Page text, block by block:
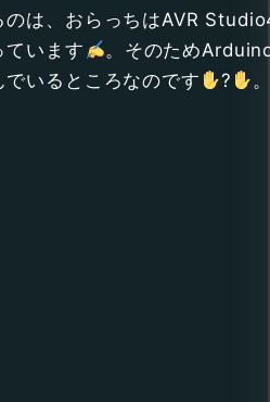
のは、おらっちはAVR
ています
。そのため
いるところなのです
?